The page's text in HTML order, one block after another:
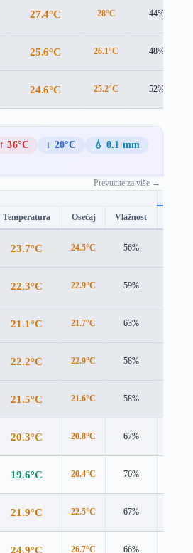
27.4°C 28°C 44%
25.6°C 26.1°C 48%
24.6°C 25.2°C 52%
↑ 36°C ↓ 20°C
💧 0.1 mm
Prevucite za više →
Temperatura Osećaj Vlažnost
23.7°C 24.5°C 56%
22.3°C 22.9°C 59%
21.1°C 21.7°C 63%
22.2°C 22.9°C 58%
21.5°C 21.6°C 58%
20.3°C 20.8°C 67%
19.6°C 20.4°C 76%
21.9°C 22.5°C 67%
24.9°C 26.7°C 66%